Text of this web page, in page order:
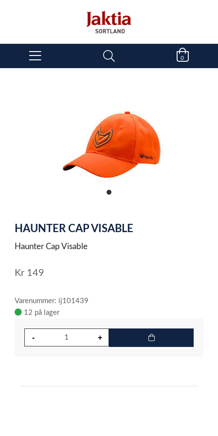
0
item
of
1
HAUNTER CAP VISABLE
Haunter Cap Visable
Kr 149
Varenummer: ij101439
12 på lager